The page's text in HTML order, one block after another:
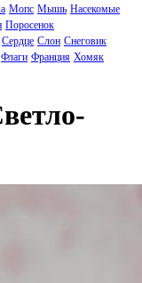
Мопс Мышь Насекомые
Поросенок
Сердце Слон Снеговик
Флаги Франция Хомяк